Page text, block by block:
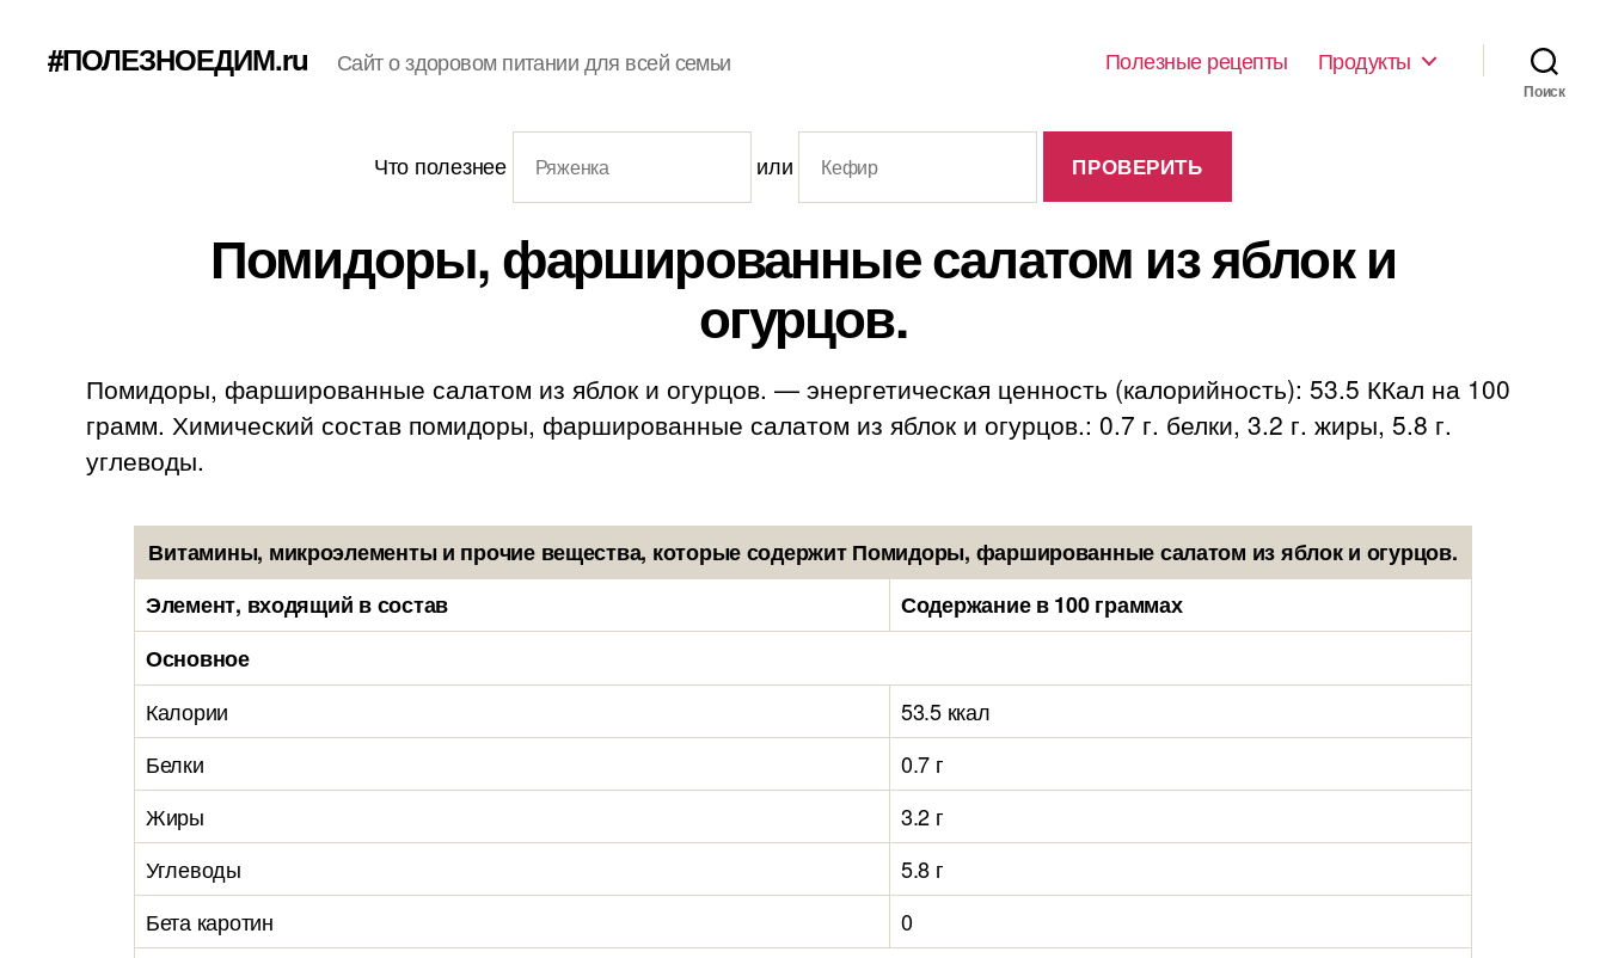
#ПОЛЕЗНОЕДИМ.ru Сайт о здоровом питании для всей семьи Полезные рецепты Продукты
Поиск
Что полезнее или
Помидоры, фаршированные салатом из яблок и
огурцов.
Помидоры, фаршированные салатом из яблок и огурцов. — энергетическая ценность (калорийность): 53.5 ККал на 100
грамм. Химический состав помидоры, фаршированные салатом из яблок и огурцов.: 0.7 г. белки, 3.2 г. жиры, 5.8 г.
углеводы.
Витамины, микроэлементы и прочие вещества, которые содержит Помидоры, фаршированные салатом из яблок и огурцов.
Элемент, входящий в состав
Содержание в 100 граммах
Основное
Калории
53.5 ккал
Белки
0.7 г
Жиры
3.2 г
Углеводы
5.8 г
Бета каротин
0